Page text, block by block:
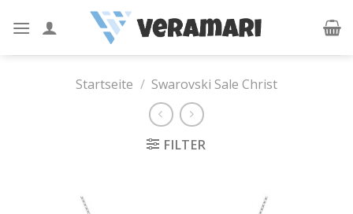
Startseite / Swarovski Sale Christ
FILTER